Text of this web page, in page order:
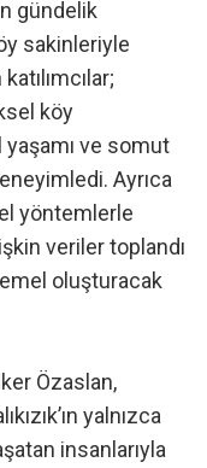
gündelik
sakinleriyle
köy
ve somut
Ayrıca
yöntemlerle
veriler toplandı
oluşturacak
Özaslan,
yalnızca
insanlarıyla